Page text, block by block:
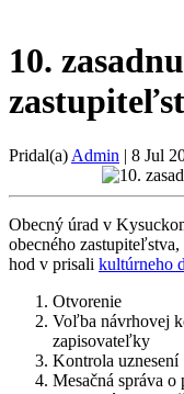
10.
Pridal(a) Admin | 8 Jul
Obecný úrad v
obecného
hod v prisali kultúrneho
Otvorenie
Voľba návrhovej
zapisovateľky
Kontrola uznesení
Mesačná správa